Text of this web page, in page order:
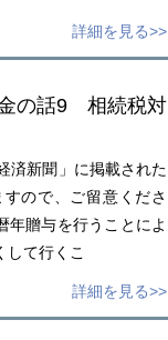
詳細を見る>>
の話9 相続税対
済新聞」に掲載された
ので、ご留意くださ
贈与を行うことによ
して行くこ
詳細を見る>>